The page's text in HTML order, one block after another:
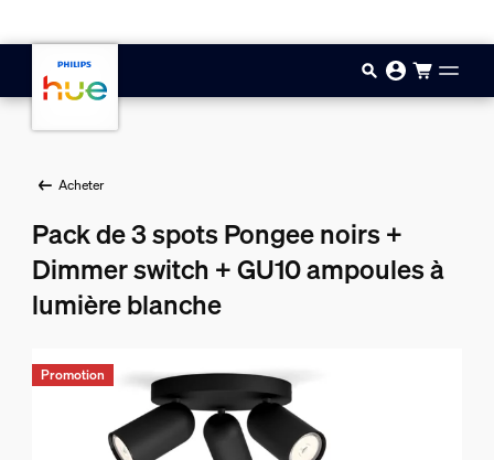
Acheter
Pack de 3 spots Pongee noirs +
Dimmer switch + GU10 ampoules à
lumière blanche
Promotion